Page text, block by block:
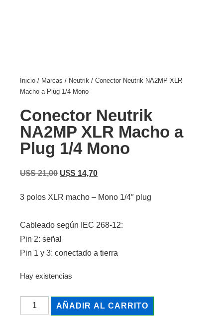
Inicio / Marcas / Neutrik / Conector Neutrik NA2MP XLR
Macho a Plug 1/4 Mono
Conector Neutrik
NA2MP XLR Macho a
Plug 1/4 Mono
U$S21,00 U$S 14,70
3 polos XLR macho – Mono 1/4″ plug
Cableado según IEC 268-12:
Pin 2: señal
Pin 1 y 3: conectado a tierra
Hay existencias
AÑADIR AL CARRITO